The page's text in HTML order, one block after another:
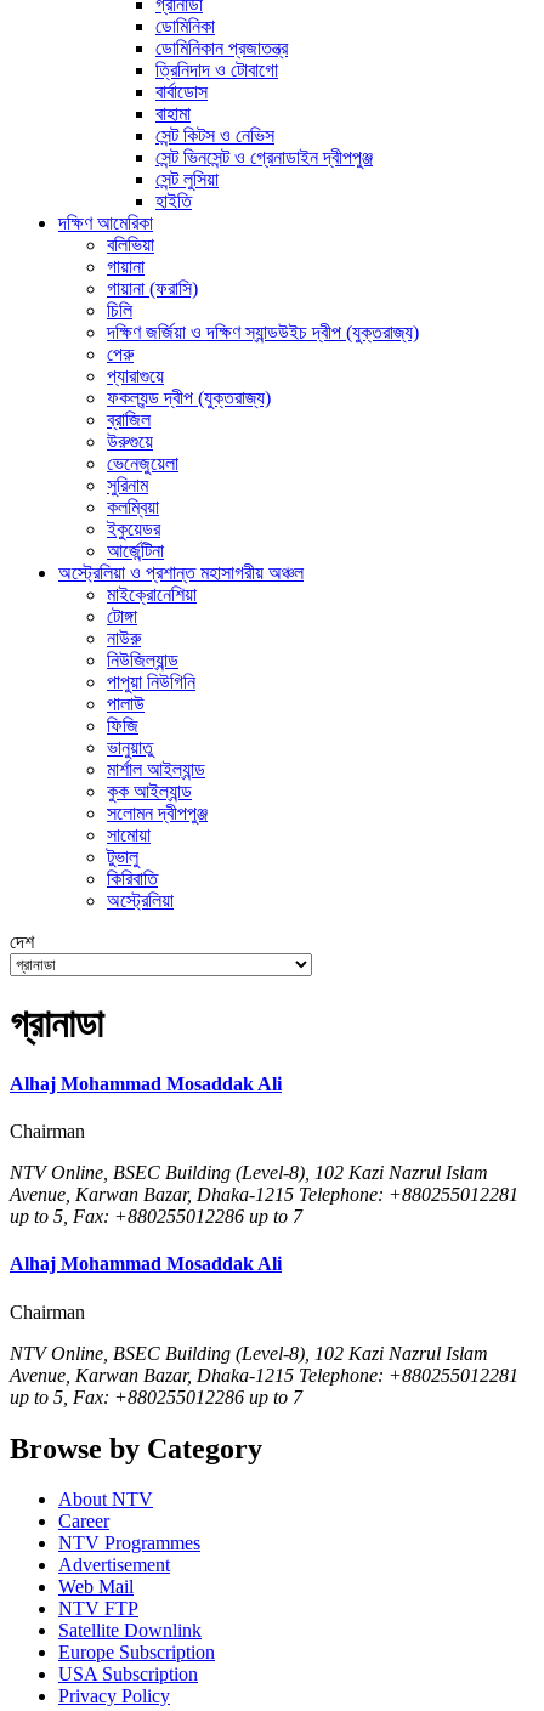
গ্রানাডা
ডোমিনিকা
ডোমিনিকান প্রজাতন্ত্র
ত্রিনিদাদ ও টোবাগো
বার্বাডোস
বাহামা
সেন্ট কিটস ও নেভিস
সেন্ট ভিনসেন্ট ও গ্রেনাডাইন দ্বীপপুঞ্জ
সেন্ট লুসিয়া
হাইতি
দক্ষিণ আমেরিকা
বলিভিয়া
গায়ানা
গায়ানা (ফরাসি)
চিলি
দক্ষিণ জর্জিয়া ও দক্ষিণ স্যান্ডউইচ দ্বীপ (যুক্তরাজ্য)
পেরু
প্যারাগুয়ে
ফকল্যন্ড দ্বীপ (যুক্তরাজ্য)
ব্রাজিল
উরুগুয়ে
ভেনেজুয়েলা
সুরিনাম
কলম্বিয়া
ইকুয়েডর
আর্জেন্টিনা
অস্ট্রেলিয়া ও প্রশান্ত মহাসাগরীয় অঞ্চল
মাইক্রোনেশিয়া
টোঙ্গা
নাউরু
নিউজিল্যান্ড
পাপুয়া নিউগিনি
পালাউ
ফিজি
ভানুয়াতু
মার্শাল আইল্যান্ড
কুক আইল্যান্ড
সলোমন দ্বীপপুঞ্জ
সামোয়া
টুভালু
কিরিবাতি
অস্ট্রেলিয়া
দেশ
গ্রানাডা
Alhaj Mohammad Mosaddak Ali
Chairman
NTV Online, BSEC Building (Level-8), 102 Kazi Nazrul Islam
Avenue, Karwan Bazar, Dhaka-1215 Telephone: +880255012281
up to 5, Fax: +880255012286 up to 7
Alhaj Mohammad Mosaddak Ali
Chairman
NTV Online, BSEC Building (Level-8), 102 Kazi Nazrul Islam
Avenue, Karwan Bazar, Dhaka-1215 Telephone: +880255012281
up to 5, Fax: +880255012286 up to 7
Browse by Category
About NTV
Career
NTV Programmes
Advertisement
Web Mail
NTV FTP
Satellite Downlink
Europe Subscription
USA Subscription
Privacy Policy